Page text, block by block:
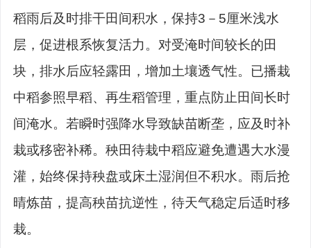
稻雨后及时排干田间积水，保持3－5厘米浅水
层，促进根系恢复活力。对受淹时间较长的田
块，排水后应轻露田，增加土壤透气性。已播栽
中稻参照早稻、再生稻管理，重点防止田间长时
间淹水。若瞬时强降水导致缺苗断垄，应及时补
栽或移密补稀。秧田待栽中稻应避免遭遇大水漫
灌，始终保持秧盘或床土湿润但不积水。雨后抢
晴炼苗，提高秧苗抗逆性，待天气稳定后适时移
栽。